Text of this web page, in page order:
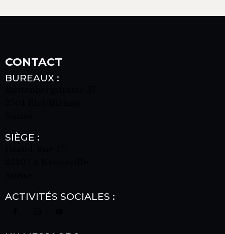
CONTACT
BUREAUX :
SIÈGE :
ACTIVITÉS SOCIALES :